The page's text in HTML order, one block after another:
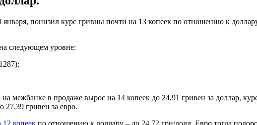
понизил курс гривны почти на 13 копеек по отношению к
следующем уровне:
межбанке в продаже вырос на 14 копеек до 24,91 гривен за доллар,
27,39 гривен за евро.
копеек по отношению к доллару – до 24,72 грн/долл. Евро тогда